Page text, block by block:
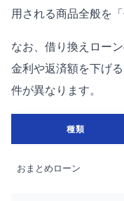
用される商品全般を
なお、借り換えロー
金利や返済額を下げ
件が異なります。
種類
おまとめローン